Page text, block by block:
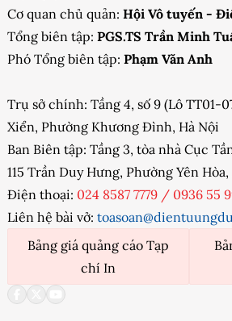
Cơ quan chủ quản: Hội Vô tuyến -
Tổng biên tập: PGS.TS Trần Minh
Phó Tổng biên tập: Phạm Văn Anh
Trụ sở chính: Tầng 4, số 9 (Lô TT01-
Xiển, Phường Khương Đình, Hà Nội
Ban Biên tập: Tầng 3, tòa nhà Cục
115 Trần Duy Hưng, Phường Yên Hòa,
Điện thoại: 024 8587 7779 / 0936 55
Liên hệ bài vở:
Bảng giá quảng cáo Tạp
chí In